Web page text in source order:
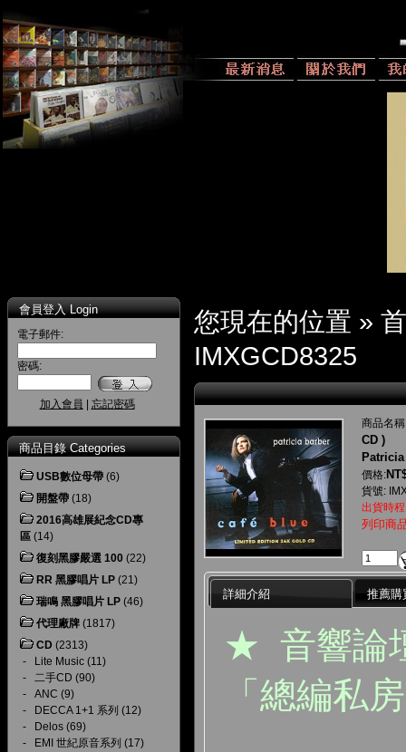
會員登入 Login
電子郵件:
密碼:
加入會員 忘記密碼
商品目錄 Categories
USB數位母帶 (6)
開盤帶 (18)
2016高雄展紀念CD專
區 (14)
復刻黑膠嚴選 100 (22)
RR 黑膠唱片 LP (21)
瑞鳴 黑膠唱片 LP (46)
代理廠牌 (1817)
CD (2313)
-
Lite Music (11)
- 二手CD (90)
- ANC (9)
-
DECCA 1+1 系列 (12)
-
Delos (69)
-
EMI 世紀原音系列 (17)
您現在的位置 »
IMXGCD8325
商品名
CD )
價格:
貨號:
出貨時
列印商
詳細介紹 推薦購
★ 音響論
「總編私